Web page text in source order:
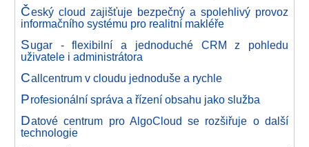
Český cloud zajišťuje bezpečný a spolehlivý provoz
informačního systému pro realitní makléře
Sugar - flexibilní a jednoduché CRM z pohledu
uživatele i administrátora
Callcentrum v cloudu jednoduše a rychle
Profesionální správa a řízení obsahu jako služba
Datové centrum pro AlgoCloud se rozšiřuje o další
technologie